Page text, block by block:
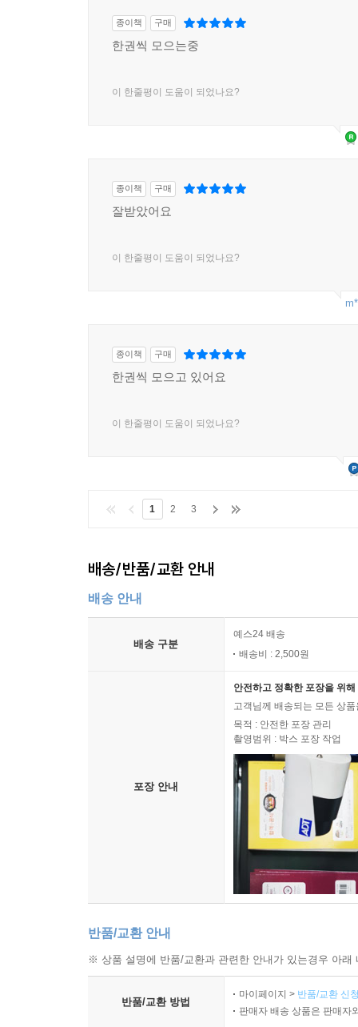
종이책 구매
한권씩 모으는중
이 한줄평이 도움이 되었나요?
종이책 구매
잘받았어요
이 한줄평이 도움이 되었나요?
종이책 구매
한권씩 모으고 있어요
이 한줄평이 도움이 되었나요?
1 2 3
배송/반품/교환 안내
배송 안내
배송 구분
예스24 배송
배송비 : 2,500원
포장 안내
안전하고 정확한 포장을 위
고객님께 배송되는 모든 상
목적 : 안전한 포장 관리
촬영범위 : 박스 포장 작업
반품/교환 안내
※ 상품 설명에 반품/교환과 관련한 안내가 있는경우 아
반품/교환 방법
마이페이지 > 반품/교환 신
판매자 배송 상품은 판매자